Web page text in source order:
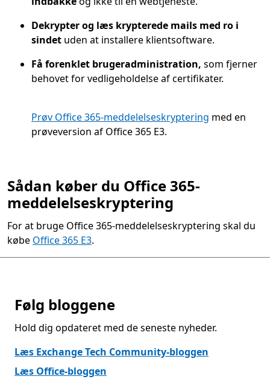
Dekrypter og læs krypterede mails med ro i
sindet uden at installere klientsoftware.
Få forenklet brugeradministration, som fjerner
behovet for vedligeholdelse af certifikater.
Prøv Office 365-meddelelseskryptering med en
prøveversion af Office 365 E3.
Sådan køber du Office 365-
meddelelseskryptering
For at bruge Office 365-meddelelseskryptering skal du
købe Office 365 E3.
Følg bloggene
Hold dig opdateret med de seneste nyheder.
Læs Exchange Tech Community-bloggen
Læs Office-bloggen